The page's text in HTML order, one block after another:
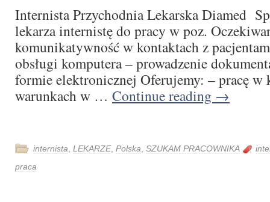
Internista Przychodnia Lekarska Diamed
lekarza internistę do pracy w poz.
komunikatywność w kontaktach z
obsługi komputera – prowadzenie
formie elektronicznej Oferujemy: – pracę w
warunkach w … Continue reading →
internista LEKARZE, Polska SZUKAM PRACOWNIKA
praca